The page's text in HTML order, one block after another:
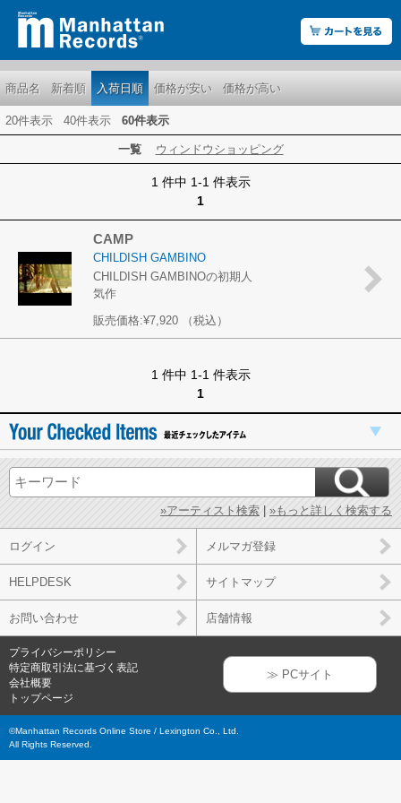
商品名 新着順 入荷日順 価格が安い 価格が高い
20件表示 40件表示 60件表示
一覧 ウィンドウショッピング
1 件中 1-1 件表示
1
CAMP
CHILDISH GAMBINO
CHILDISH GAMBINOの初期人
気作
販売価格:¥7,920 （税込）
1 件中 1-1 件表示
1
»アーティスト検索 | »もっと詳しく検索する
ログイン メルマガ登録
HELPDESK サイトマップ
お問い合わせ 店舗情報
プライバシーポリシー
特定商取引法に基づく表記
会社概要
トップページ
≫ PCサイト
©Manhattan Records Online Store / Lexington Co., Ltd.
All Rights Reserved.